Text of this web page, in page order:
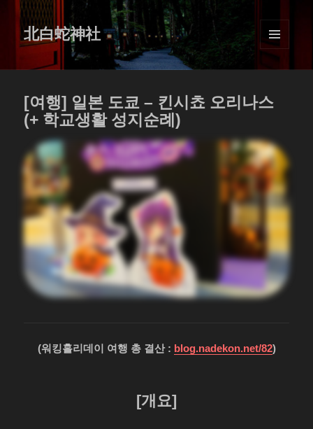
北白蛇神社
MENU
AND
[여행] 일본 도쿄 – 킨시쵸 오리나스
(+ 학교생활 성지순례)
(워킹홀리데이 여행 총 결산 : blog.nadekon.net/82)
[개요]